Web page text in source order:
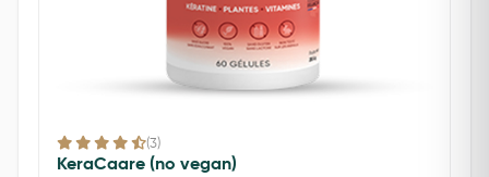
(3)
KeraCaare (no vegan)